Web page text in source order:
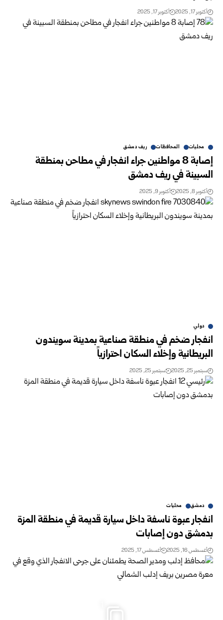
أكتوبر 17, 2025 أكتوبر 17, 2025
محليات المحافظات ريف دمشق
إصابة 8 مواطنين جراء انفجار في مطاحن بمنطقة
السبينة في ريف دمشق
أكتوبر 8, 2025 أكتوبر 9, 2025
دولي
انفجار ضخم في منطقة صناعية بمدينة سويندون
البريطانية وإخلاء السكان احترازياً
سبتمبر 25, 2025 سبتمبر 25, 2025
دمشق محليات
انفجار عبوة ناسفة داخل سيارة قديمة في منطقة المزة
بدمشق دون إصابات
أغسطس 16, 2025 أغسطس 17, 2025